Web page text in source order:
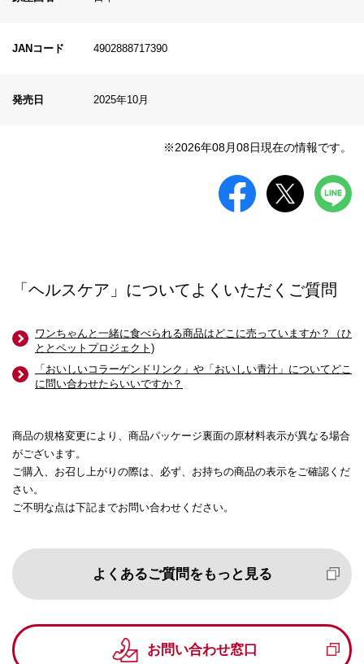
JANコード 4902888717390
発売日 2025年10月
※2026年08月08日現在の情報です。
「ヘルスケア」についてよくいただくご質問
ワンちゃんと一緒に食べられる商品はどこに売っていますか？（ひ
ととペットプロジェクト)
「おいしいコラーゲンドリンク」や「おいしい青汁」についてどこ
に問い合わせたらいいですか？
商品の規格変更により、商品パッケージ裏面の原材料表示が異なる場合
がございます。
ご購入、お召し上がりの際は、必ず、お持ちの商品の表示をご確認くだ
さい。
ご不明な点は下記までお問い合わせください。
よくあるご質問をもっと見る
お問い合わせ窓口